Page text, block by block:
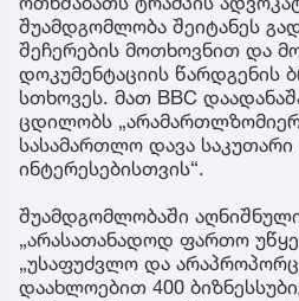
შუამდგომლობა შეიტანეს
შეჩერების მოთხოვნით და
დოკუმენტაციის წარდგენის
სთხოვეს. მათ BBC
ცდილობს
სასამართლო დავა
ინტერესებისთვის“.
შუამდგომლობაში
„არასათანადოდ ფართო
„უსაფუძვლო და
დაახლოებით 400